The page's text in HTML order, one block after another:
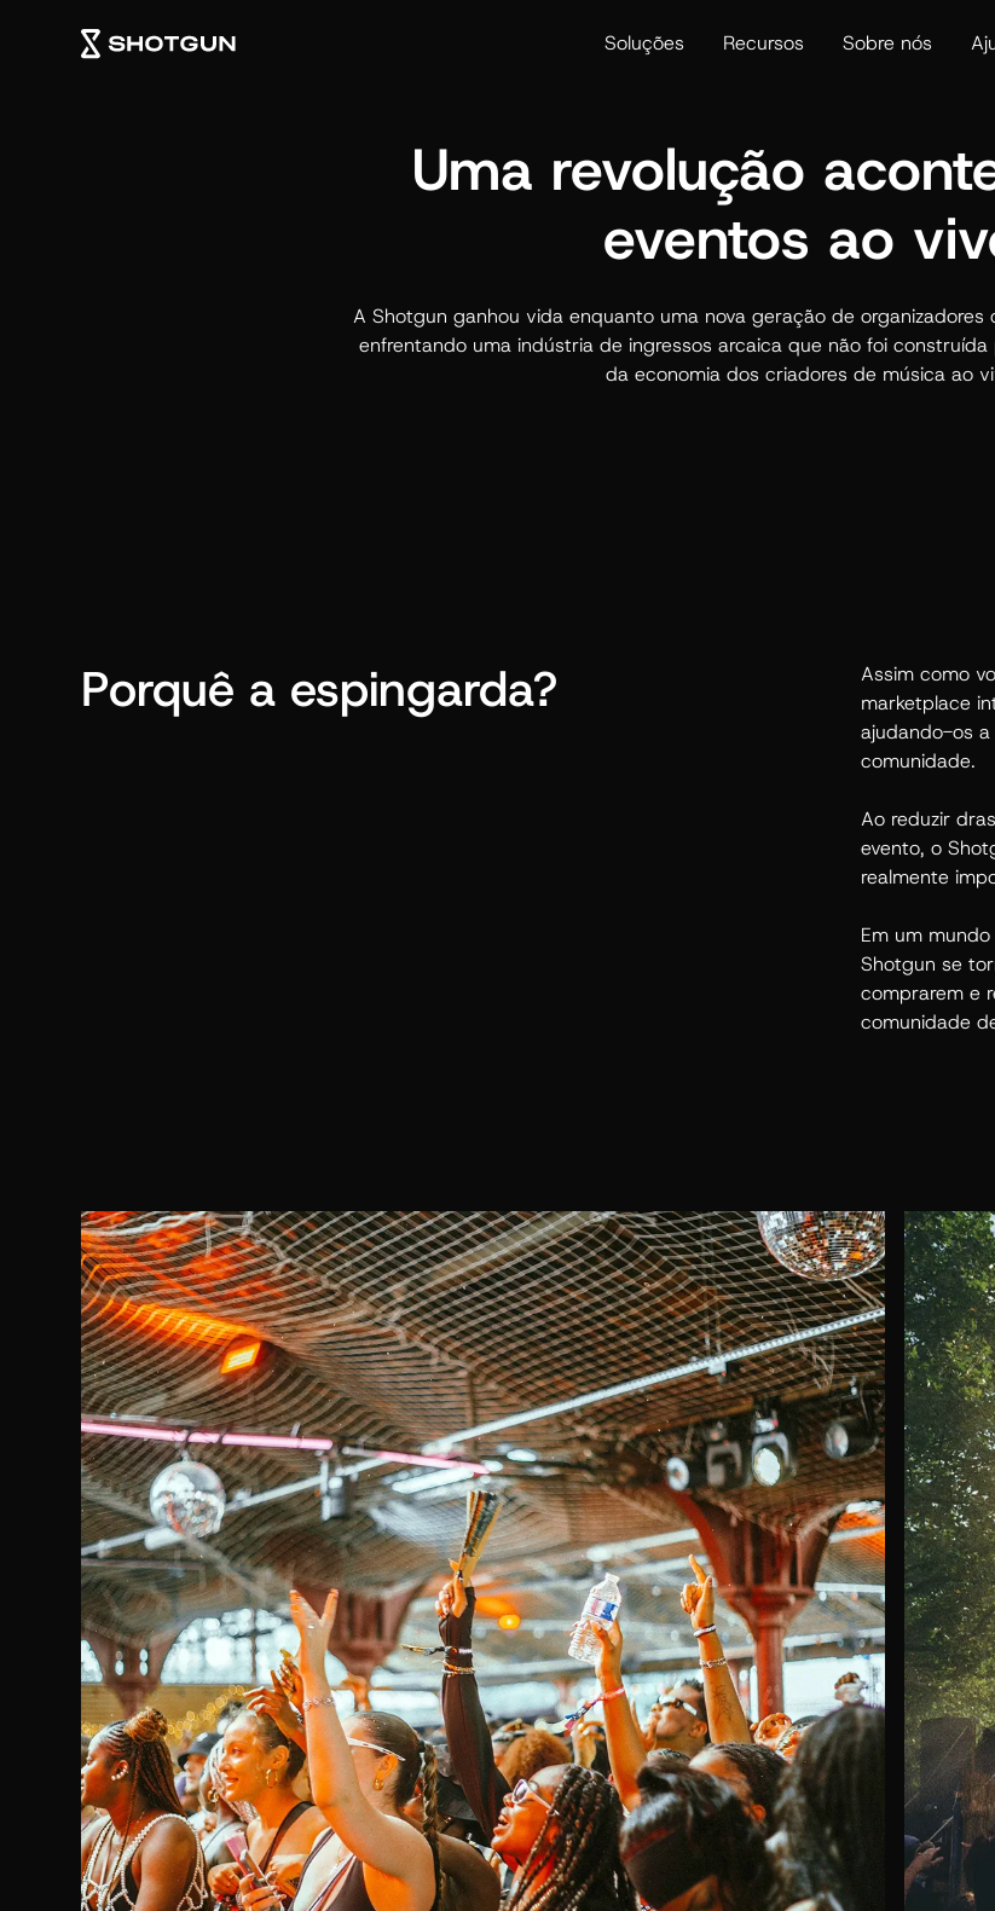
Soluções Recursos Sobre nós
Uma revolução
eventos ao
A Shotgun ganhou vida enquanto uma nova geração de organizadores
enfrentando uma indústria de ingressos arcaica que não foi
da economia dos criadores de música ao
Porquê a espingarda?
Assim como
marketplace
ajudando-os
comunidade.
Ao reduzir
evento, o
realmente
Em um
Shotgun se
comprarem e
comunidade